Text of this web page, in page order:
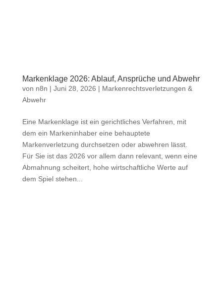
Markenklage 2026: Ablauf, Ansprüche und Abwehr
von n8n | Juni 28, 2026 | Markenrechtsverletzungen &
Abwehr
Eine Markenklage ist ein gerichtliches Verfahren, mit
dem ein Markeninhaber eine behauptete
Markenverletzung durchsetzen oder abwehren lässt.
Für Sie ist das 2026 vor allem dann relevant, wenn eine
Abmahnung scheitert, hohe wirtschaftliche Werte auf
dem Spiel stehen...